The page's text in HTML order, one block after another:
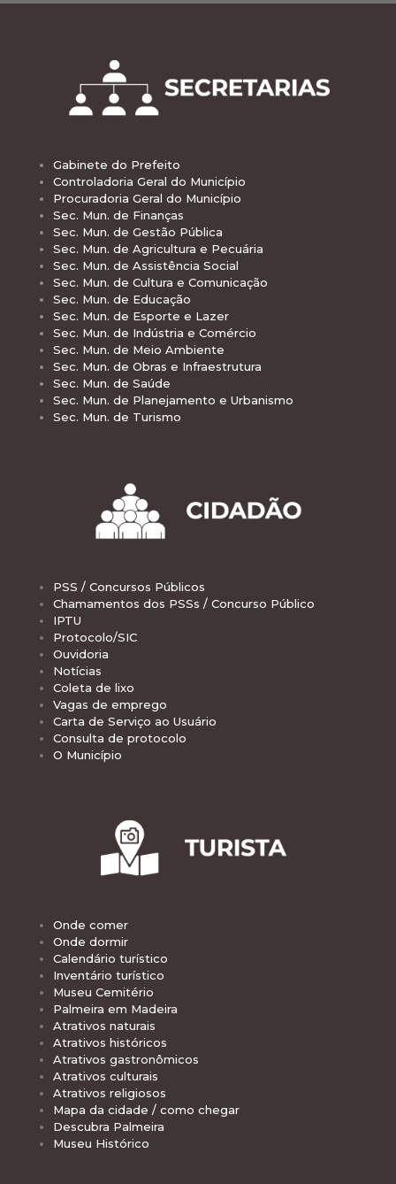
Gabinete do Prefeito
Controladoria Geral do Município
Procuradoria Geral do Município
Sec. Mun. de Finanças
Sec. Mun. de Gestão Pública
Sec. Mun. de Agricultura e Pecuária
Sec. Mun. de Assistência Social
Sec. Mun. de Cultura e Comunicação
Sec. Mun. de Educação
Sec. Mun. de Esporte e Lazer
Sec. Mun. de Indústria e Comércio
Sec. Mun. de Meio Ambiente
Sec. Mun. de Obras e Infraestrutura
Sec. Mun. de Saúde
Sec. Mun. de Planejamento e Urbanismo
Sec. Mun. de Turismo
PSS / Concursos Públicos
Chamamentos dos PSSs / Concurso Público
IPTU
Protocolo/SIC
Ouvidoria
Notícias
Coleta de lixo
Vagas de emprego
Carta de Serviço ao Usuário
Consulta de protocolo
O Município
Onde comer
Onde dormir
Calendário turístico
Inventário turístico
Museu Cemitério
Palmeira em Madeira
Atrativos naturais
Atrativos históricos
Atrativos gastronômicos
Atrativos culturais
Atrativos religiosos
Mapa da cidade / como chegar
Descubra Palmeira
Museu Histórico